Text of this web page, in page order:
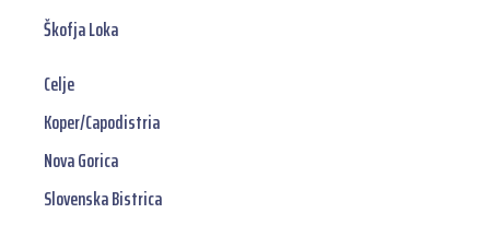
Škofja Loka
Celje
Koper/Capodistria
Nova Gorica
Slovenska Bistrica